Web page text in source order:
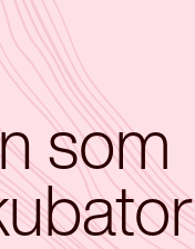
som